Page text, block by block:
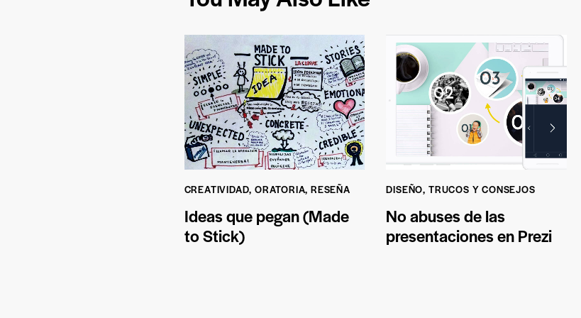
CREATIVIDAD, ORATORIA, RESEÑA
Ideas que pegan (Made
to Stick)
DISEÑO, TRUCOS Y CONSEJOS
No abuses de las
presentaciones en Prezi